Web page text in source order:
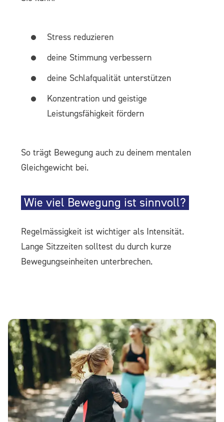
Stress reduzieren
deine Stimmung verbessern
deine Schlafqualität unterstützen
Konzentration und geistige
Leistungsfähigkeit fördern
So trägt Bewegung auch zu deinem mentalen
Gleichgewicht bei.
Wie viel Bewegung ist sinnvoll?
Regelmässigkeit ist wichtiger als Intensität.
Lange Sitzzeiten solltest du durch kurze
Bewegungseinheiten unterbrechen.